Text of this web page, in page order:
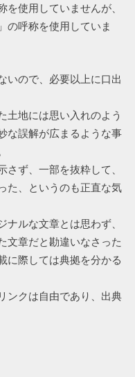
使用していませんが、
の呼称を使用していま
いので、必要以上に口出
土地には思い入れのよう
な誤解が広まるような事
さず、一部を抜粋して、
た、というのも正直な気
ルな文章とは思わず、
文章だと勘違いなさった
に際しては典拠を分かる
ンクは自由であり、出典